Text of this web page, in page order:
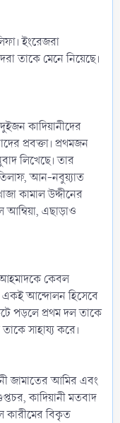
ইংরেজরা
তাকে মেনে নিয়েছে।
কাদিয়ানীদের
প্রবক্তা। প্রথমজন
লিখেছে। তার
আন-নবুয়্যাত
কামাল উদ্দীনের
এছাড়াও
আহমাদকে কেবল
একই আন্দোলন হিসেবে
পড়লে প্রথম দল তাকে
সাহায্য করে।
জামাতের আমির এবং
কাদিয়ানী মতবাদ
কারীমের বিকৃত